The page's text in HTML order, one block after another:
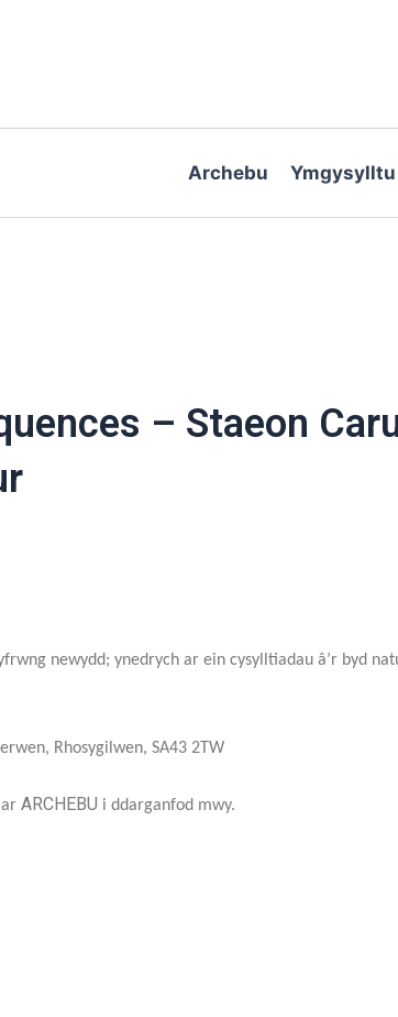
Archebu Ymgysylltu
– Staeon
newydd; ynedrych ar ein cysylltiadau â’r byd
Rhosygilwen, SA43 2TW
ARCHEBU i ddarganfod mwy.